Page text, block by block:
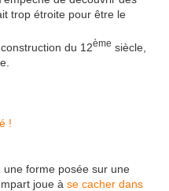
trop étroite pour être le
du 12ème siècle,
forme posée sur une
joue à se cacher dans